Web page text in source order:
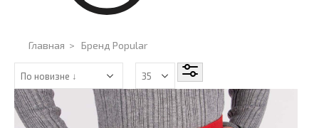
Главная > Бренд Popular